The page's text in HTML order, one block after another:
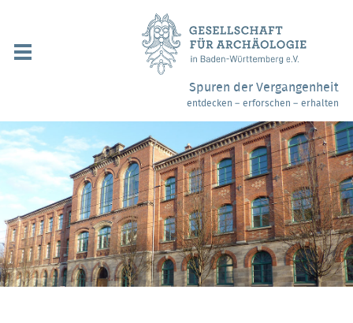
Über uns / Mitgliedschaft
Partner / Links
Archäologiemuseen
Webshop
Kontakt
Spuren der Vergangenheit
entdecken – erforschen – erhalten